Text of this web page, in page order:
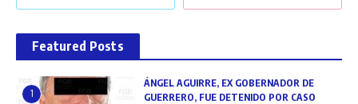
Featured Posts
1
ÁNGEL AGUIRRE, EX GOBERNADOR DE
GUERRERO, FUE DETENIDO POR CASO